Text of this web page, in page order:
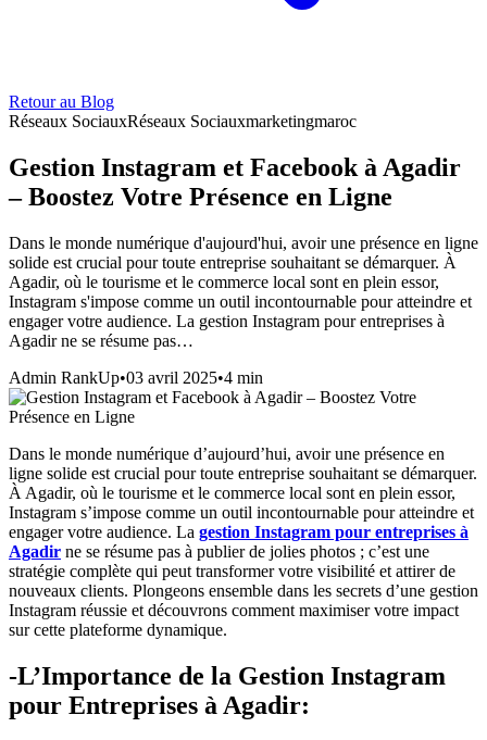
Retour au Blog
Réseaux SociauxRéseaux Sociauxmarketingmaroc
Gestion Instagram et Facebook à Agadir
– Boostez Votre Présence en Ligne
Dans le monde numérique d'aujourd'hui, avoir une présence en ligne
solide est crucial pour toute entreprise souhaitant se démarquer. À
Agadir, où le tourisme et le commerce local sont en plein essor,
Instagram s'impose comme un outil incontournable pour atteindre et
engager votre audience. La gestion Instagram pour entreprises à
Agadir ne se résume pas…
Admin RankUp•03 avril 2025•4 min
Dans le monde numérique d’aujourd’hui, avoir une présence en
ligne solide est crucial pour toute entreprise souhaitant se démarquer.
À Agadir, où le tourisme et le commerce local sont en plein essor,
Instagram s’impose comme un outil incontournable pour atteindre et
engager votre audience. La gestion Instagram pour entreprises à
Agadir ne se résume pas à publier de jolies photos ; c’est une
stratégie complète qui peut transformer votre visibilité et attirer de
nouveaux clients. Plongeons ensemble dans les secrets d’une gestion
Instagram réussie et découvrons comment maximiser votre impact
sur cette plateforme dynamique.
-L’Importance de la Gestion Instagram
pour Entreprises à Agadir: